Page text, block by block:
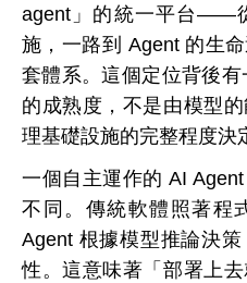
agent」的統一平台——
施，一路到 Agent 的生
套體系。這個定位背後
的成熟度，不是由模型
理基礎設施的完整程度決
一個自主運作的 AI
不同。傳統軟體照著程
Agent 根據模型推論決
性。這意味著「部署上